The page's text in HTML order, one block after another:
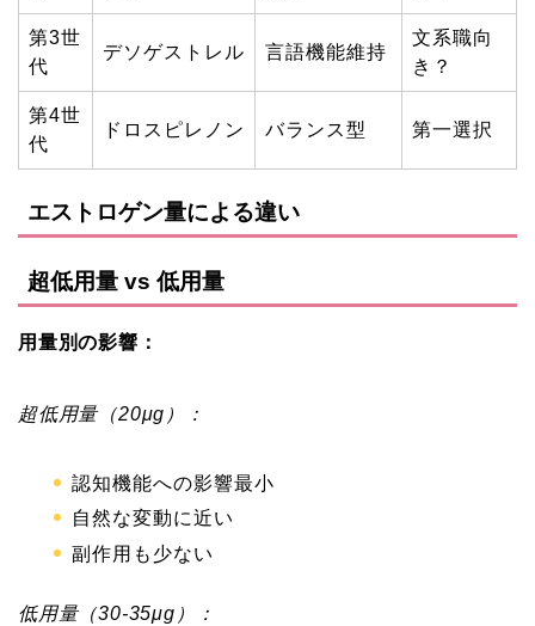
第3世
代
デソゲストレル 言語機能維持
文系職向
き？
第4世
代
ドロスピレノン バランス型 第一選択
エストロゲン量による違い
超低用量 vs 低用量
用量別の影響：
超低用量（20μg）：
認知機能への影響最小
自然な変動に近い
副作用も少ない
低用量（30-35μg）：